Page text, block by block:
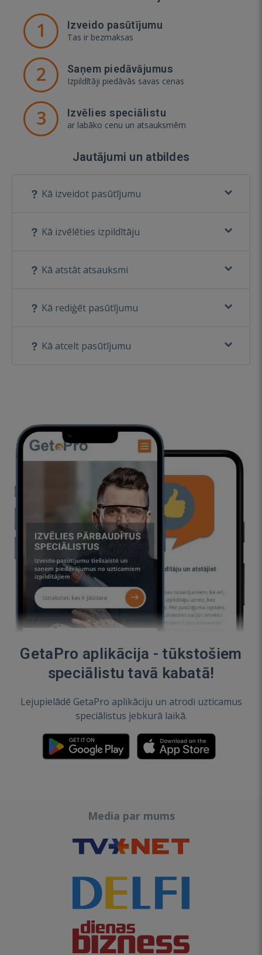
1 Izveido pasūtījumu
Tas ir bezmaksas
2 Saņem piedāvājumus
Izpildītāji piedāvās savas cenas
3 Izvēlies speciālistu
ar labāko cenu un atsauksmēm
Jautājumi un atbildes
Kā izveidot pasūtījumu
Kā izvēlēties izpildītāju
Kā atstāt atsauksmi
Kā rediģēt pasūtījumu
Kā atcelt pasūtījumu
GetaPro aplikācija - tūkstošiem
speciālistu tavā kabatā!
Lejupielādē GetaPro aplikāciju un atrodi uzticamus
speciālistus jebkurā laikā.
Media par mums